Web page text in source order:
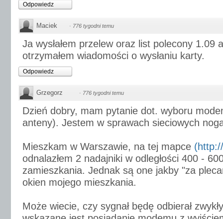
Odpowiedz
Maciek · 776 tygodni temu
Ja wysłałem przelew oraz list polecony 1.09
otrzymałem wiadomości o wysłaniu karty.
Odpowiedz
Grzegorz · 776 tygodni temu
Dzień dobry, mam pytanie dot. wyboru
anteny). Jestem w sprawach sieciowych
Mieszkam w Warszawie, na tej mapce
odnalazłem 2 nadajniki w odległości 400 -
zamieszkania. Jednak są one jakby "za
okien mojego mieszkania.
Może wiecie, czy sygnał będę odbierał